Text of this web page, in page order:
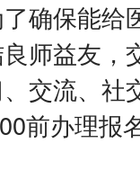
确保能给
师益友，
交流、社
前办理报